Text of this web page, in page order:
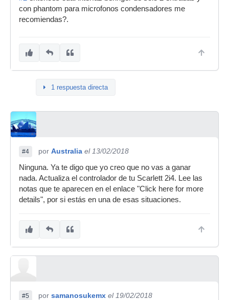
con phantom para microfonos condensadores me
recomiendas?.
1 respuesta directa
#4 por Australia el 13/02/2018
Ninguna. Ya te digo que yo creo que no vas a ganar
nada. Actualiza el controlador de tu Scarlett 2i4. Lee las
notas que te aparecen en el enlace "Click here for more
details", por si estás en una de esas situaciones.
#5 por samanosukemx el 19/02/2018